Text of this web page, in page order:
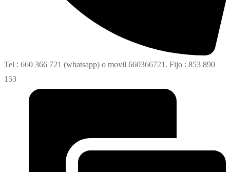
Tel : 660 366 721 (whatsapp) o movil 660366721. Fijo : 853 890
153